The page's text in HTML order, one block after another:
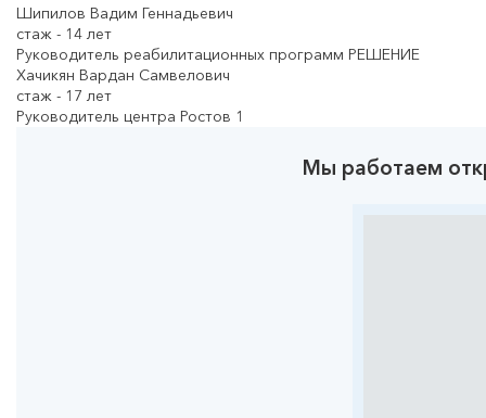
Шипилов Вадим Геннадьевич
cтаж - 14 лет
Руководитель реабилитационных программ РЕШЕНИЕ
Хачикян Вардан Самвелович
cтаж - 17 лет
Руководитель центра Ростов 1
Мы работаем